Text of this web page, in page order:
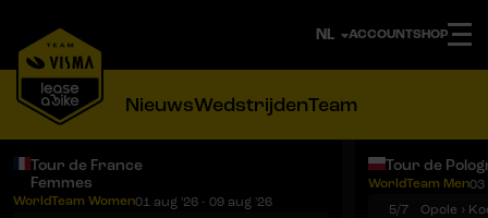
ACCOUNTSHOP
NieuwsWedstrijdenTeam
Tour de France
Femmes
WorldTeam Women01 aug '26 - 09 aug '26
Tour de
WorldTeam Men03
5/7